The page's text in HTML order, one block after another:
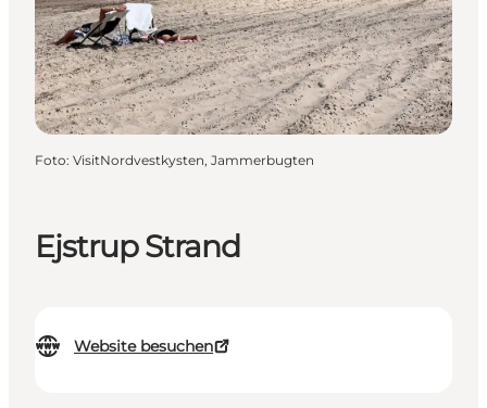
Mach deine Urlaubsplanung
Ejstrup Strand
Website besuchen
Foto: VisitNordvestkysten, Jammerbugten